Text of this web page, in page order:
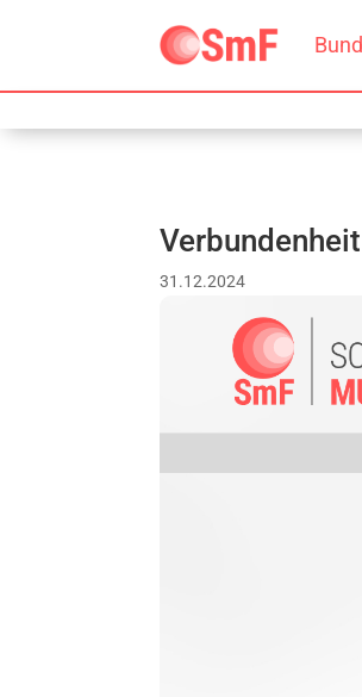
31.12.2024